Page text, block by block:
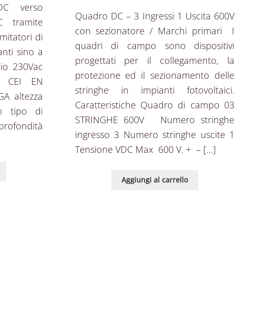
verso
tramite
di
sino a
230Vac
CEI EN
altezza
tipo di
Quadro DC – 3 Ingressi 1 Uscita 600V
con sezionatore / Marchi primari I
quadri di campo sono dispositivi
progettati per il collegamento, la
protezione ed il sezionamento delle
stringhe in impianti fotovoltaici.
Caratteristiche Quadro di campo 03
STRINGHE 600V Numero stringhe
ingresso 3 Numero stringhe uscite 1
Tensione VDC Max 600 V. + – […]
Aggiungi al carrello